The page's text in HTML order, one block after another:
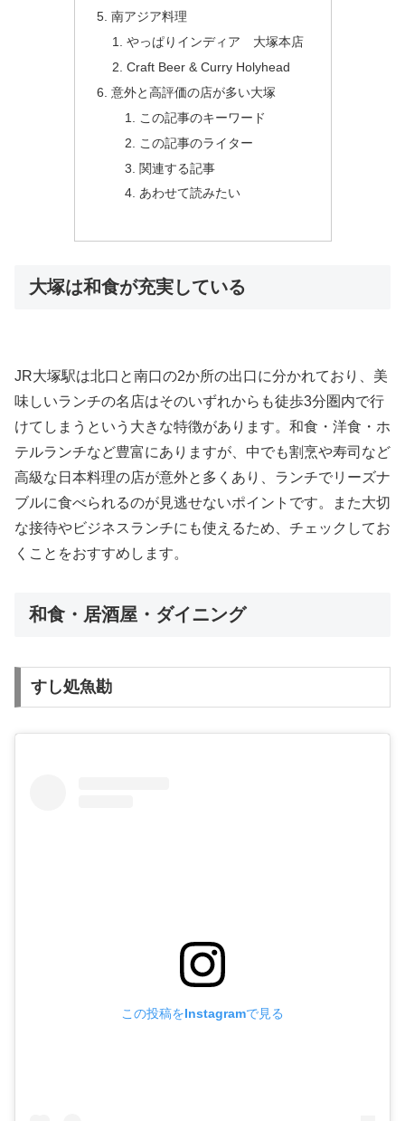
南アジア料理
やっぱりインディア 大塚本店
Craft Beer & Curry Holyhead
意外と高評価の店が多い大塚
この記事のキーワード
この記事のライター
関連する記事
あわせて読みたい
大塚は和食が充実している
JR大塚駅は北口と南口の2か所の出口に分かれており、美
味しいランチの名店はそのいずれからも徒歩3分圏内で行
けてしまうという大きな特徴があります。和食・洋食・ホ
テルランチなど豊富にありますが、中でも割烹や寿司など
高級な日本料理の店が意外と多くあり、ランチでリーズナ
ブルに食べられるのが見逃せないポイントです。また大切
な接待やビジネスランチにも使えるため、チェックしてお
くことをおすすめします。
和食・居酒屋・ダイニング
すし処魚勘
この投稿をInstagramで見る